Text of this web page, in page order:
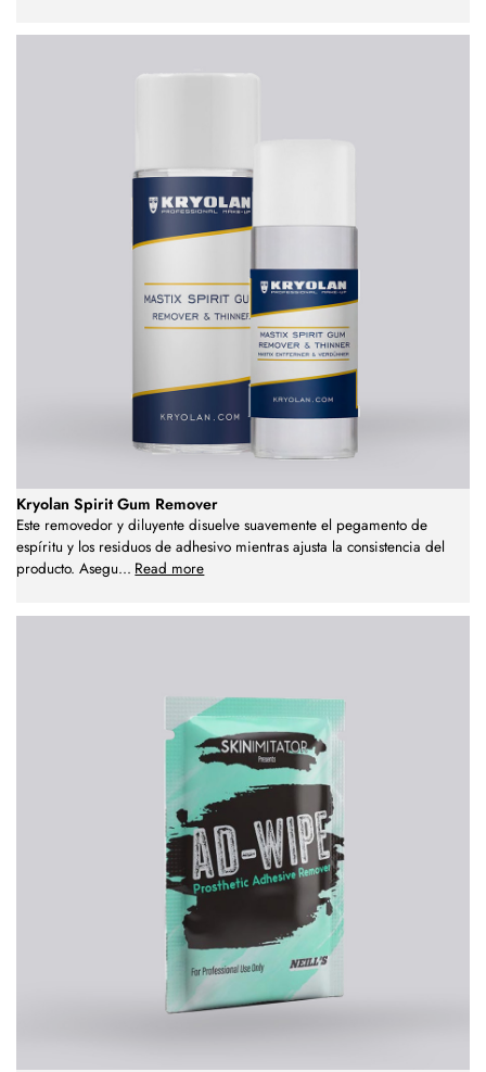
Kryolan Spirit Gum Remover
Este removedor y diluyente disuelve suavemente el pegamento de
espíritu y los residuos de adhesivo mientras ajusta la consistencia del
producto. Asegu... Read more